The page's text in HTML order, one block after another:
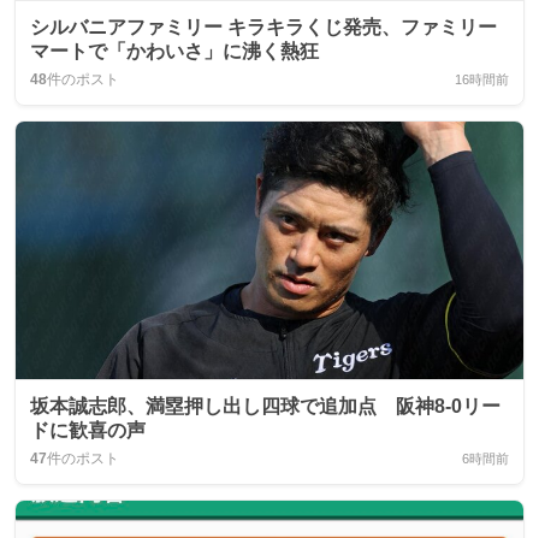
シルバニアファミリー キラキラくじ発売、ファミリー
マートで「かわいさ」に沸く熱狂
48件のポスト 16時間前
坂本誠志郎、満塁押し出し四球で追加点 阪神8-0リー
ドに歓喜の声
47件のポスト 6時間前